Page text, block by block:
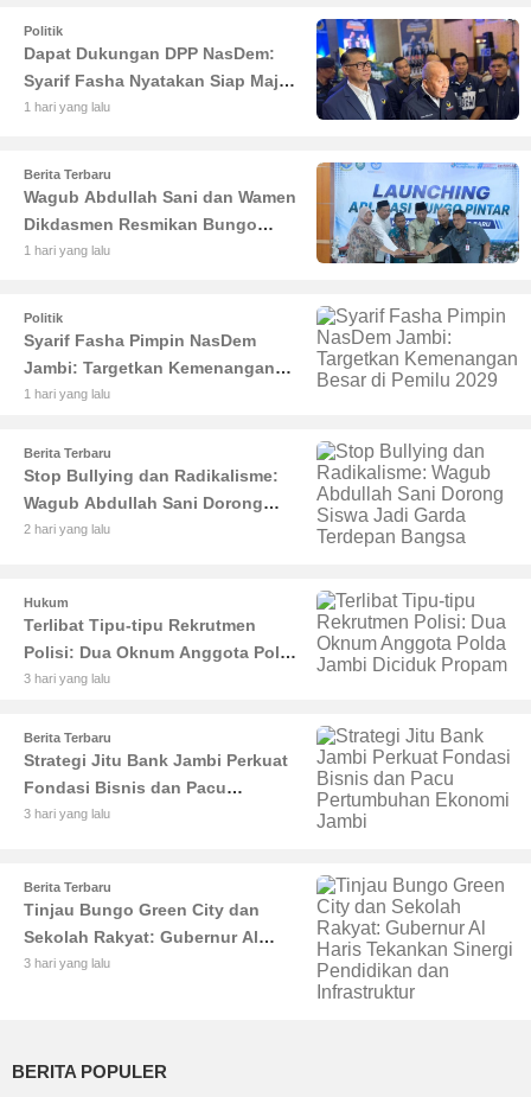
Politik
Dapat Dukungan DPP NasDem:
Syarif Fasha Nyatakan Siap Maju
di Pilgub Jambi
1 hari yang lalu
Berita Terbaru
Wagub Abdullah Sani dan Wamen
Dikdasmen Resmikan Bungo
Pintar: Dorong Digitalisasi
1 hari yang lalu
Politik
Syarif Fasha Pimpin NasDem
Jambi: Targetkan Kemenangan
Besar di Pemilu 2029
1 hari yang lalu
Berita Terbaru
Stop Bullying dan Radikalisme:
Wagub Abdullah Sani Dorong
Siswa Jadi Garda Terdepan
2 hari yang lalu
Hukum
Terlibat Tipu-tipu Rekrutmen
Polisi: Dua Oknum Anggota Polda
Jambi Diciduk Propam
3 hari yang lalu
Berita Terbaru
Strategi Jitu Bank Jambi Perkuat
Fondasi Bisnis dan Pacu
Pertumbuhan Ekonomi Jambi
3 hari yang lalu
Berita Terbaru
Tinjau Bungo Green City dan
Sekolah Rakyat: Gubernur Al
Haris Tekankan Sinergi
3 hari yang lalu
BERITA POPULER